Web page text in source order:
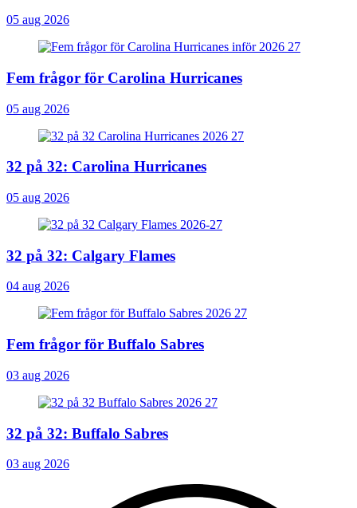
05 aug 2026
Fem frågor för Carolina Hurricanes
05 aug 2026
32 på 32: Carolina Hurricanes
05 aug 2026
32 på 32: Calgary Flames
04 aug 2026
Fem frågor för Buffalo Sabres
03 aug 2026
32 på 32: Buffalo Sabres
03 aug 2026